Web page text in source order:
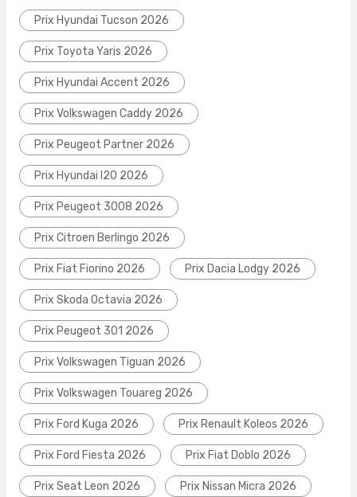
Prix Hyundai Tucson 2026
Prix Toyota Yaris 2026
Prix Hyundai Accent 2026
Prix Volkswagen Caddy 2026
Prix Peugeot Partner 2026
Prix Hyundai I20 2026
Prix Peugeot 3008 2026
Prix Citroen Berlingo 2026
Prix Fiat Fiorino 2026 Prix Dacia Lodgy 2026
Prix Skoda Octavia 2026
Prix Peugeot 301 2026
Prix Volkswagen Tiguan 2026
Prix Volkswagen Touareg 2026
Prix Ford Kuga 2026 Prix Renault Koleos 2026
Prix Ford Fiesta 2026 Prix Fiat Doblo 2026
Prix Seat Leon 2026 Prix Nissan Micra 2026